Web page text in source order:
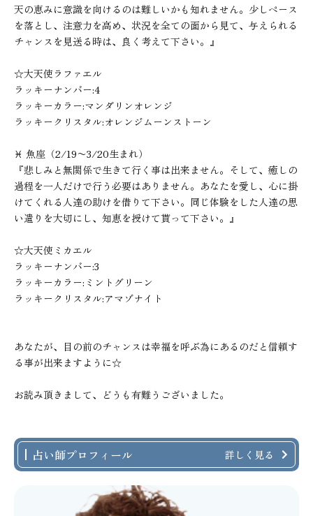
天の恵みに意識を向けるのは難しいかも知れません。少しペース
を落とし、注意力を高め、状況を全ての面から見て、与えられる
チャンスを見送る時は、良く考えて下さい。』
☆大天使ラファエル
ラッキーナンバー:4
ラッキーカラー:マンダリンオレンジ
ラッキークリスタル:オレンジムーンストーン
♓︎ 魚座（2/19〜3/20生まれ）
『悲しみと無関係で生きて行く事は出来ません。そして、癒しの
過程を一人だけで行う必要はありません。あなたを愛し、心に掛
けてくれる人達の助けを借りて下さい。同じ体験をした人達の思
い遣りを大切にし、知恵を授けて貰って下さい。』
☆大天使ミカエル
ラッキーナンバー:3
ラッキーカラー:ミントグリーン
ラッキークリスタル:アマゾナイト
あなたが、目の前のチャンスは幸福を呼ぶ為にあるのだと信頼す
る事が出来ますように☆
お読み頂きまして、どうも有難うございました。
占い師プロフィール 詳しく見る